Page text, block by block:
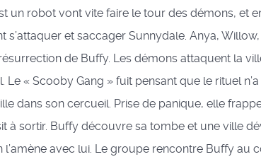
un robot vont vite faire le tour des démons, et
s’attaquer et saccager Sunnydale. Anya,
de Buffy. Les démons attaquent la
Le « Scooby Gang » fuit pensant que le rituel
dans son cercueil. Prise de panique, elle
à sortir. Buffy découvre sa tombe et une ville
l’amène avec lui. Le groupe rencontre Buffy au